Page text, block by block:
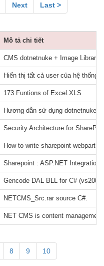
Next Last >
Mô tả chi tiết
CMS dotnetnuke + Image Library
Hiển thị tất cả user của hệ thống
173 Funtions of Excel.XLS
H­ương dẫn sử dụng dotnetnuke
Security Architecture for
How to write sharepoint webpart
Sharepoint : ASP.NET
Gencode DAL BLL for C# (vs2005)
NETCMS_Src.rar source C#.
NET CMS is content
8 9 10